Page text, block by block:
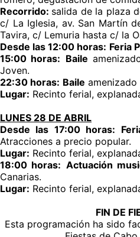
Recorrido: salida de la plaza
c/ La Iglesia, av. San Martín
Tavira, c/ Lemuria hasta c/ la
Desde las 12:00 horas: Feria
15:00 horas: Baile
Joven.
22:30 horas: Baile
Lugar: Recinto ferial,
LUNES 28 DE ABRIL
Desde las 17:00 horas:
Atracciones a precio popular.
Lugar: Recinto ferial,
18:00 horas: Actuación
Canarias.
Lugar: Recinto ferial,
FIN DE
Esta programación ha sido